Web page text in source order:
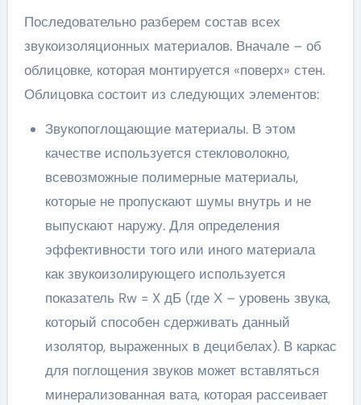
Последовательно разберем состав всех
звукоизоляционных материалов. Вначале – об
облицовке, которая монтируется «поверх» стен.
Облицовка состоит из следующих элементов:
Звукопоглощающие материалы. В этом
качестве используется стекловолокно,
всевозможные полимерные материалы,
которые не пропускают шумы внутрь и не
выпускают наружу. Для определения
эффективности того или иного материала
как звукоизолирующего используется
показатель Rw = X дБ (где Х – уровень звука,
который способен сдерживать данный
изолятор, выраженных в децибелах). В каркас
для поглощения звуков может вставляться
минерализованная вата, которая рассеивает